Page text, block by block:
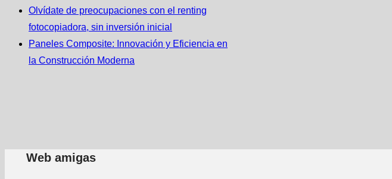
Olvídate de preocupaciones con el renting
fotocopiadora, sin inversión inicial
Paneles Composite: Innovación y Eficiencia en
la Construcción Moderna
Web amigas